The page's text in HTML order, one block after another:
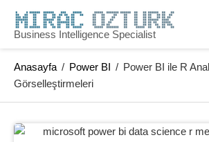
Business Intelligence Specialist
Anasayfa / Power BI / Power BI ile R
Görselleştirmeleri